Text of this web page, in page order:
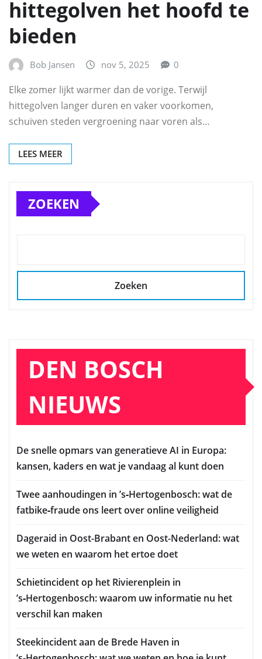
hittegolven het hoofd te
bieden
Bob Jansen nov 5, 2025 0
Elke zomer lijkt warmer dan de vorige. Terwijl
hittegolven langer duren en vaker voorkomen,
schuiven steden vergroening naar voren als…
LEES MEER
ZOEKEN
Zoeken
DEN BOSCH
NIEUWS
De snelle opmars van generatieve AI in Europa:
kansen, kaders en wat je vandaag al kunt doen
Twee aanhoudingen in ’s‑Hertogenbosch: wat de
fatbike‑fraude ons leert over online veiligheid
Dageraid in Oost-Brabant en Oost-Nederland: wat
we weten en waarom het ertoe doet
Schietincident op het Rivierenplein in
’s‑Hertogenbosch: waarom uw informatie nu het
verschil kan maken
Steekincident aan de Brede Haven in